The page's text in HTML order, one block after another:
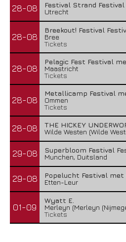
28-08
Festival Strand
Utrecht
28-08
Breekout! Festival
Bree
Tickets
28-08
Pelagic Fest Festival
Maastricht
Tickets
28-08
Metallicamp Festival
Ommen
Tickets
28-08
THE HICKEY
Wilde Westen (Wilde
29-08
Superbloom Festival
Munchen, Duitsland
29-08
Popelucht Festival met
Etten-Leur
01-09
Wyatt E.
Merleyn (Merleyn
Tickets